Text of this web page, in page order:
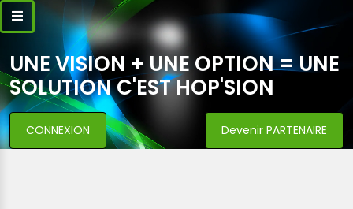
UNE VISION + UNE OPTION = UNE
SOLUTION C'EST HOP'SION
CONNEXION Devenir PARTENAIRE